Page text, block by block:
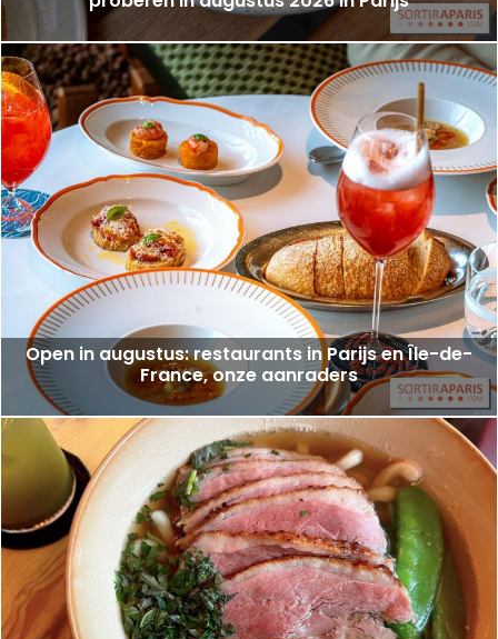
Open in augustus: restaurants in Parijs en Île-de-
France, onze aanraders